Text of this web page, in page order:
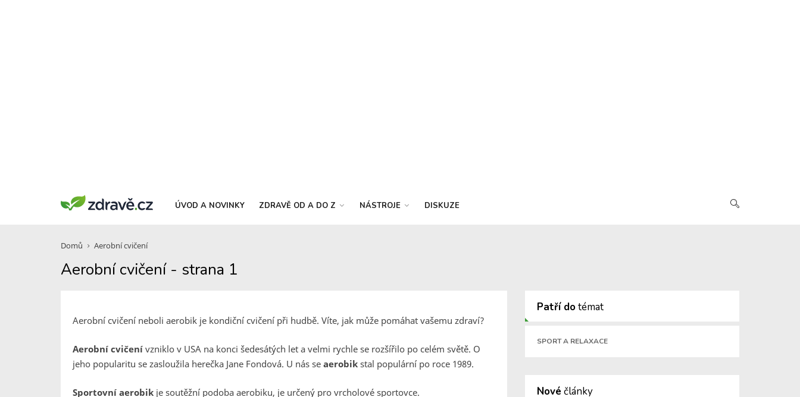
ÚVOD A NOVINKY ZDRAVĚ OD A DO Z NÁSTROJE DISKUZE
Domů Aerobní cvičení
Aerobní cvičení - strana 1
Aerobní cvičení neboli aerobik je kondiční cvičení při hudbě. Víte, jak může pomáhat vašemu zdraví?
Aerobní cvičení vzniklo v USA na konci šedesátých let a velmi rychle se rozšířilo po celém světě. O
jeho popularitu se zasloužila herečka Jane Fondová. U nás se aerobik stal populární po roce 1989.
Sportovní aerobik je soutěžní podoba aerobiku, je určený pro vrcholové sportovce.
Patří dotémat
SPORT A RELAXACE
Nové články